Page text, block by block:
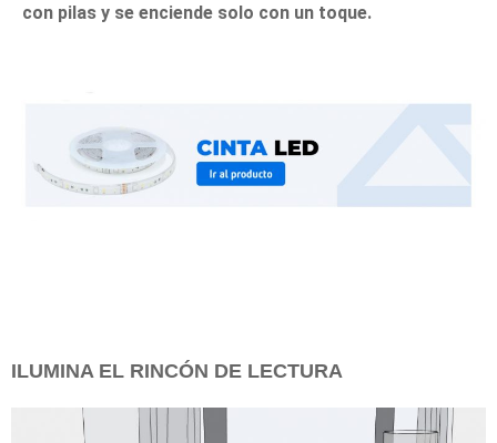
con pilas y se enciende solo con un toque.
ILUMINA EL RINCÓN DE LECTURA